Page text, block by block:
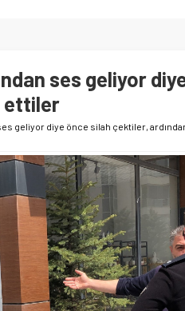
ses geliyor
ettiler
geliyor diye önce silah çektiler,